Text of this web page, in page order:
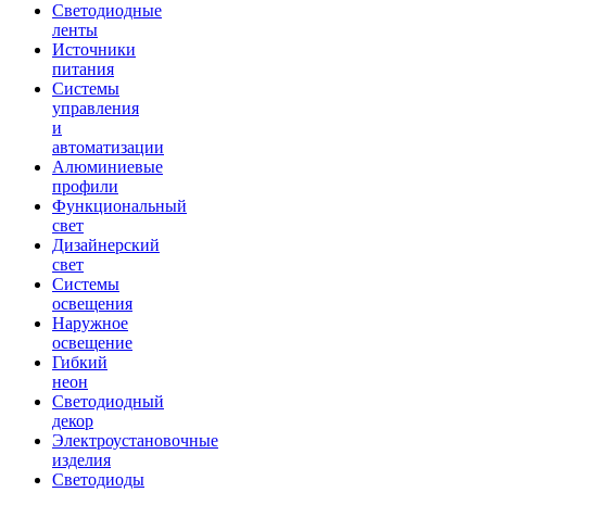
Светодиодные
ленты
Источники
питания
Системы
управления
и
автоматизации
Алюминиевые
профили
Функциональный
свет
Дизайнерский
свет
Системы
освещения
Наружное
освещение
Гибкий
неон
Светодиодный
декор
Электроустановочные
изделия
Светодиоды